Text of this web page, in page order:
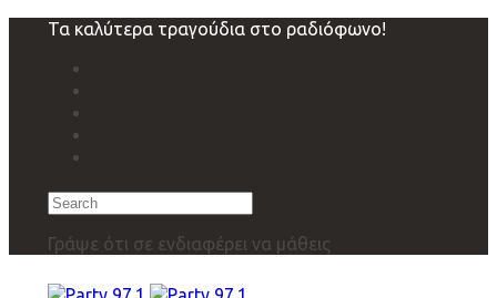
navigation
Τα καλύτερα τραγούδια στο ραδιόφωνο!
Search
Γράψε ότι σε ενδιαφέρει να μάθεις